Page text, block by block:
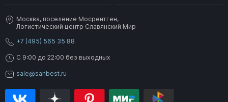
Москва, поселение Мосрентген,
Логистический центр Славянский Мир
+7 (495) 565 35 88
C 9:00 до 22:00 без выходных
sale@sanbest.ru